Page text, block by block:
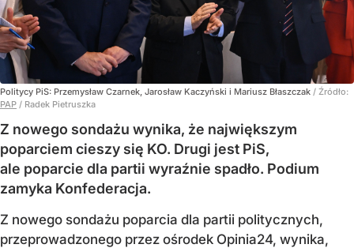
Politycy PiS: Przemysław Czarnek, Jarosław Kaczyński i Mariusz Błaszczak / Źródło:
PAP / Radek Pietruszka
Z nowego sondażu wynika, że największym
poparciem cieszy się KO. Drugi jest PiS,
ale poparcie dla partii wyraźnie spadło. Podium
zamyka Konfederacja.
Z nowego sondażu poparcia dla partii politycznych,
przeprowadzonego przez ośrodek Opinia24, wynika,